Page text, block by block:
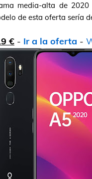
media-alta de
de esta oferta sería
€ - Ir a la oferta -